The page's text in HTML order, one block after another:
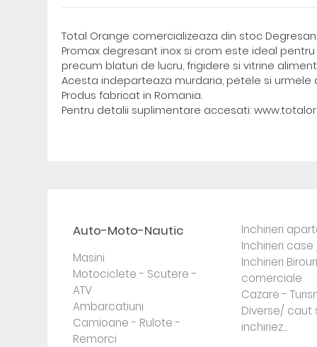
Total Orange comercializeaza din stoc Degresant
Promax degresant inox si crom este ideal
precum blaturi de lucru, frigidere si vitrine
Acesta indeparteaza murdaria, petele si
Produs fabricat in Romania.
Pentru detalii suplimentare accesati:
Auto-Moto-Nautic
Masini
Motociclete - Scutere -
ATV
Ambarcatiuni
Camioane - Rulote -
Remorci
Inchirieri
Inchirieri case
Inchirieri
comerciale
Cazare -
Diverse/ caut
inchiriez...